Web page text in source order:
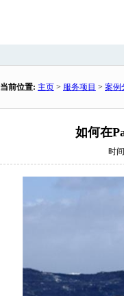
当前位置: 主页 > 服务项目 > 案例
如何在
时